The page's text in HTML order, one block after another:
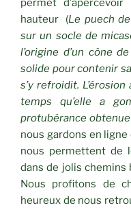
permet
hauteur (Le puech
sur un socle de
l’origine d’un cône
solide pour contenir
s’y refroidit.
temps qu’elle a
protubérance
nous gardons en
nous permettent de
dans de jolis chemins
Nous profitons de
heureux de nous